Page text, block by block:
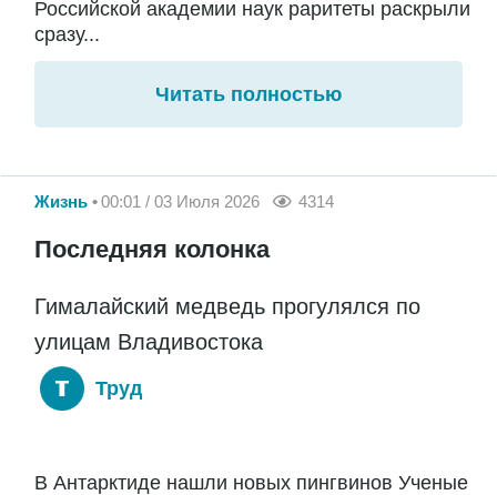
Российской академии наук раритеты раскрыли
сразу...
Читать полностью
Жизнь 00:01 / 03 Июля 2026 4314
Последняя колонка
Гималайский медведь прогулялся по
улицам Владивостока
Труд
В Антарктиде нашли новых пингвинов Ученые